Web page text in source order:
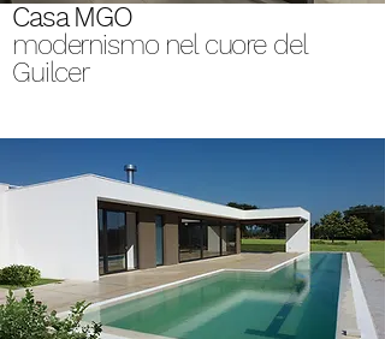
Casa MGO
modernismo nel cuore del
Guilcer